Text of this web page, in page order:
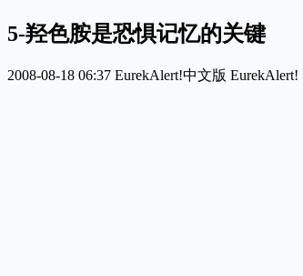
5-羟色胺是恐惧记忆的关键
2008-08-18 06:37 EurekAlert!中文版 EurekAlert!